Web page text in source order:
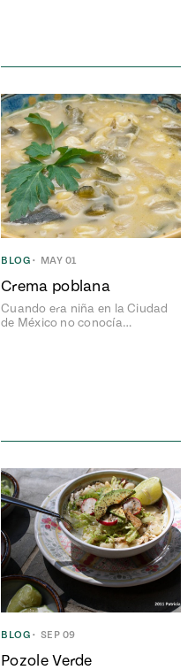
al
máximo
la
temporada
de maíz
Pati’s
Mexican
Table
Temporada
14
Mexico
Pati Jinich
Explores
Panamericana
La Frontera
Pump Up El
Sabor
BLOG • MAY 01
Crema poblana
Cuando era niña en la Ciudad
de México no conocía…
BLOG • SEP 09
Pozole Verde